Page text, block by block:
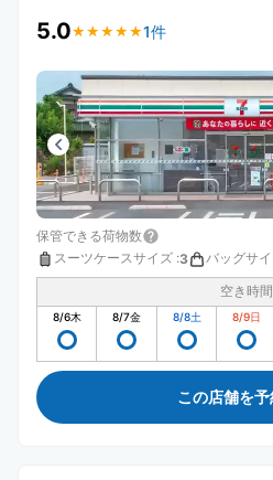
5.0★ ★ ★ ★ ★
★ ★ ★ ★ ★1件
保管できる荷物数
スーツケースサイズ :3 バッグサ
空き時間
8/6木 8/7金 8/8土 8/9日
この店舗を